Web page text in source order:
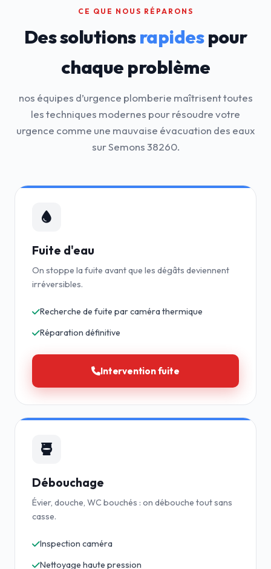
CE QUE NOUS RÉPARONS
Des solutionsrapidespour
chaque problème
nos équipes d’urgence plomberie maîtrisent toutes
les techniques modernes pour résoudre votre
urgence comme une mauvaise évacuation des eaux
sur Semons 38260.
Fuite d'eau
On stoppe la fuite avant que les dégâts deviennent
irréversibles.
Recherche de fuite par caméra thermique
Réparation définitive
Intervention fuite
Débouchage
Évier, douche, WC bouchés : on débouche tout sans
casse.
Inspection caméra
Nettoyage haute pression